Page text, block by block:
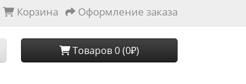
Корзина Оформление заказа
Товаров 0 (0₽)